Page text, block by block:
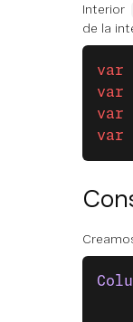
Interior
de la
var
var
var
var